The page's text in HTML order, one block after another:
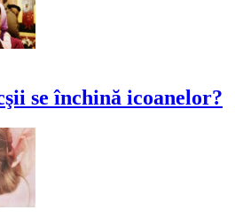
se închină icoanelor?